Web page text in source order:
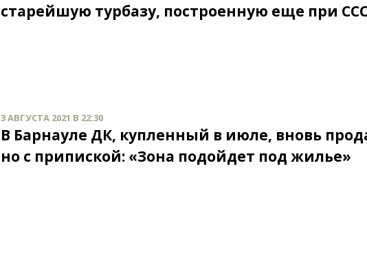
старейшую турбазу, построенную еще при
3 АВГУСТА 2021 В 22:30
В Барнауле ДК, купленный в июле, вновь
но с припиской: «Зона подойдет под жилье»